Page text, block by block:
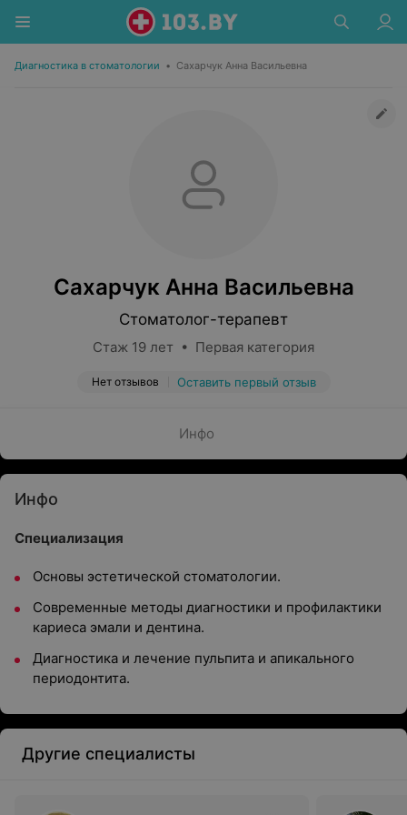
Диагностика в стоматологии • Сахарчук Анна Васильевна
Сахарчук Анна Васильевна
Стоматолог-терапевт
Стаж 19 лет • Первая категория
Нет отзывов Оставить первый отзыв
Инфо
Инфо
Специализация
Основы эстетической стоматологии.
Современные методы диагностики и профилактики
кариеса эмали и дентина.
Диагностика и лечение пульпита и апикального
периодонтита.
Другие специалисты